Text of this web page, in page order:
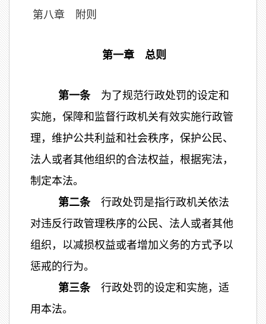
第八章 附则
第一章 总则
第一条为了规范行政处罚的设定和
实施，保障和监督行政机关有效实施行政管
理，维护公共利益和社会秩序，保护公民、
法人或者其他组织的合法权益，根据宪法，
制定本法。
第二条行政处罚是指行政机关依法
对违反行政管理秩序的公民、法人或者其他
组织，以减损权益或者增加义务的方式予以
惩戒的行为。
第三条行政处罚的设定和实施，适
用本法。